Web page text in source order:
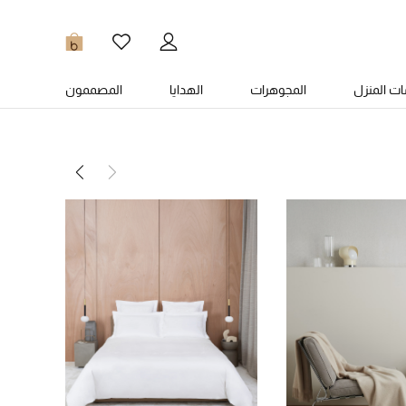
0
المنزل المجوهرات الهدايا المصممون